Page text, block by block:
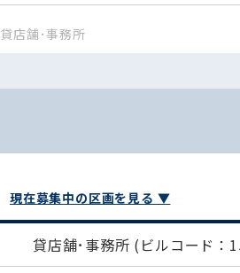
貸店舗･事務所
現在募集中の区画を見る ▼
貸店舗･事務所 (ビルコード：